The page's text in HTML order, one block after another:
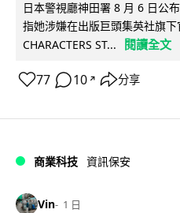
日本警視廳神田署 8 月 6 日公
指她涉嫌在出版巨頭集英社旗下
CHARACTERS ST...
閱讀全文
77 10 ↗ 分享
商業科技 資訊保安
Vin 1 日